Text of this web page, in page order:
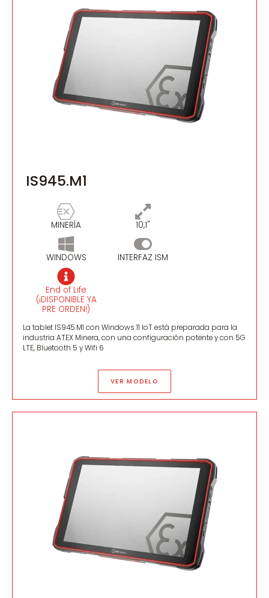
IS945.M1
MINERÍA 10,1"
WINDOWS INTERFAZ ISM
End of Life
(¡DISPONIBLE YA
PRE ORDEN!)
La tablet IS945.M1 con Windows 11 IoT está preparada para la
industria ATEX Minera, con una configuración potente y con 5G
LTE, Bluetooth 5 y Wifi 6
VER MODELO